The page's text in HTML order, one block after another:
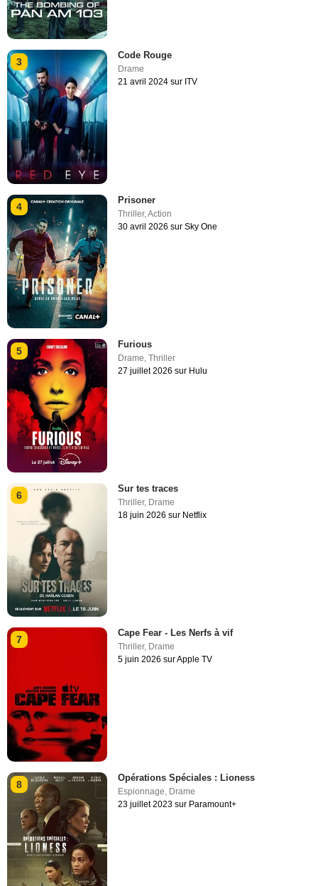
3
Code Rouge
Drame
21 avril 2024 sur ITV
4
Prisoner
Thriller,Action
30 avril 2026 sur Sky One
5
Furious
Drame,Thriller
27 juillet 2026 sur Hulu
6
Sur tes traces
Thriller, Drame
18 juin 2026 sur Netflix
7
Cape Fear - Les Nerfs à vif
Thriller, Drame
5 juin 2026 sur Apple TV
8
Opérations Spéciales : Lioness
Espionnage Drame
23 juillet 2023 sur Paramount+